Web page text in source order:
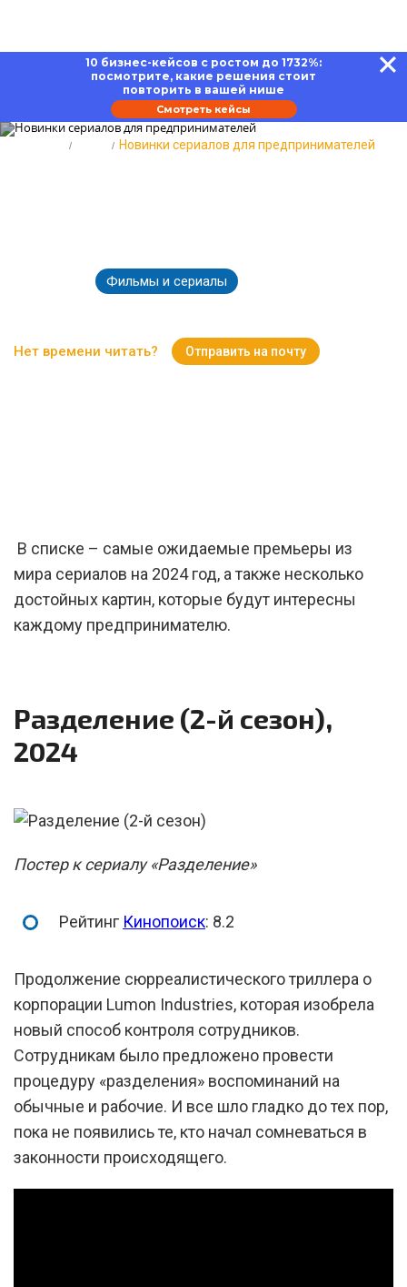
10 бизнес-кейсов с ростом до 1732%:
посмотрите, какие решения стоит
повторить в вашей нише
Смотреть кейсы
Новинки сериалов для предпринимателей
Фильмы и сериалы
Нет времени читать? Отправить на почту
В списке – самые ожидаемые премьеры из
мира сериалов на 2024 год, а также несколько
достойных картин, которые будут интересны
каждому предпринимателю.
Разделение (2-й сезон),
2024
Постер к сериалу «Разделение»
Рейтинг Кинопоиск: 8.2
Продолжение сюрреалистического триллера о
корпорации Lumon Industries, которая изобрела
новый способ контроля сотрудников.
Сотрудникам было предложено провести
процедуру «разделения» воспоминаний на
обычные и рабочие. И все шло гладко до тех пор,
пока не появились те, кто начал сомневаться в
законности происходящего.